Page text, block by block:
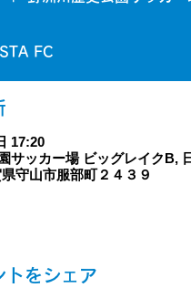
FC
17:20
サッカー場 ビッグレイクB,
守山市服部町２４３９
トをシェア